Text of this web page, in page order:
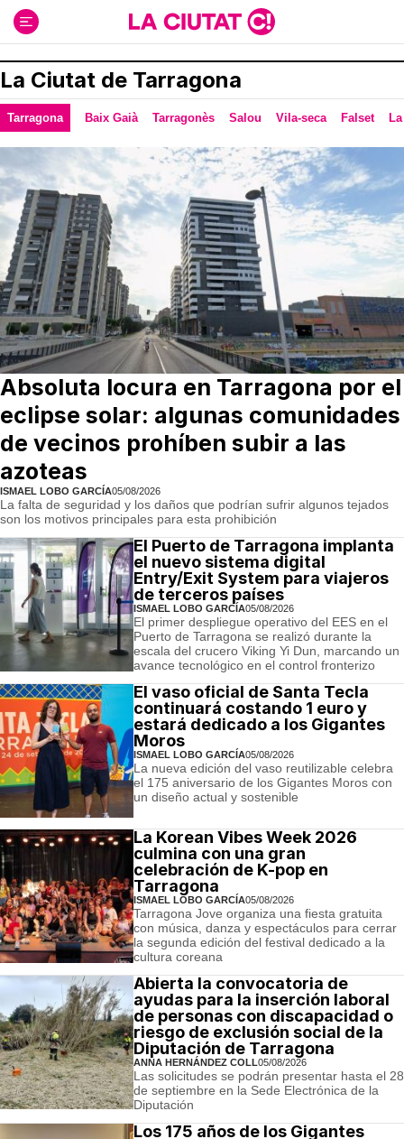
contenido
La Ciutat de Tarragona
Tarragona Baix Gaià Tarragonès Salou Vila-seca Falset
Absoluta locura en Tarragona por el
eclipse solar: algunas comunidades
de vecinos prohíben subir a las
azoteas
ISMAEL LOBO GARCÍA05/08/2026
La falta de seguridad y los daños que podrían sufrir algunos tejados
son los motivos principales para esta prohibición
El Puerto de Tarragona implanta
el nuevo sistema digital
Entry/Exit System para viajeros
de terceros países
ISMAEL LOBO GARCÍA05/08/2026
El primer despliegue operativo del EES en el
Puerto de Tarragona se realizó durante la
escala del crucero Viking Yi Dun, marcando un
avance tecnológico en el control fronterizo
El vaso oficial de Santa Tecla
continuará costando 1 euro y
estará dedicado a los Gigantes
Moros
ISMAEL LOBO GARCÍA05/08/2026
La nueva edición del vaso reutilizable celebra
el 175 aniversario de los Gigantes Moros con
un diseño actual y sostenible
La Korean Vibes Week 2026
culmina con una gran
celebración de K-pop en
Tarragona
ISMAEL LOBO GARCÍA05/08/2026
Tarragona Jove organiza una fiesta gratuita
con música, danza y espectáculos para cerrar
la segunda edición del festival dedicado a la
cultura coreana
Abierta la convocatoria de
ayudas para la inserción laboral
de personas con discapacidad o
riesgo de exclusión social de la
Diputación de Tarragona
ANNA HERNÁNDEZ COLL05/08/2026
Las solicitudes se podrán presentar hasta el 28
de septiembre en la Sede Electrónica de la
Diputación
Los 175 años de los Gigantes